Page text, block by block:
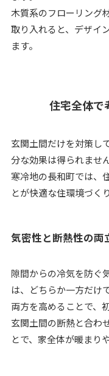
木質系のフローリング
取り入れると、デザイ
ます。
住宅全体で
玄関土間だけを対策し
分な効果は得られません
寒冷地の長和町では、
とが快適な住環境づく
気密性と断熱性の両
隙間からの冷気を防ぐ
は、どちらか一方だけ
両方を高めることで、
玄関土間の断熱と合わ
とで、家全体が暖まり